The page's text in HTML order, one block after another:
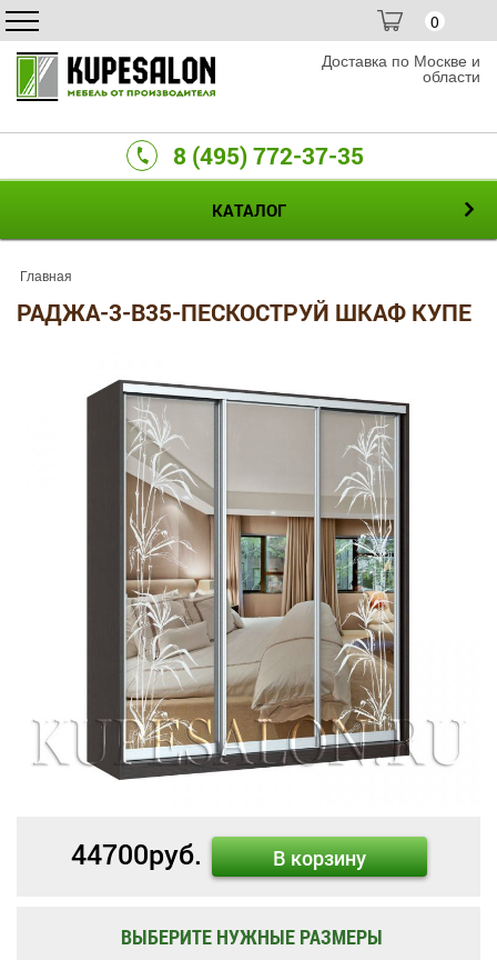
0
Доставка по Москве и
области
8 (495) 772-37-35
КАТАЛОГ
Главная
РАДЖА-3-B35-ПЕСКОСТРУЙ ШКАФ КУПЕ
44700руб. В корзину
ВЫБЕРИТЕ НУЖНЫЕ РАЗМЕРЫ